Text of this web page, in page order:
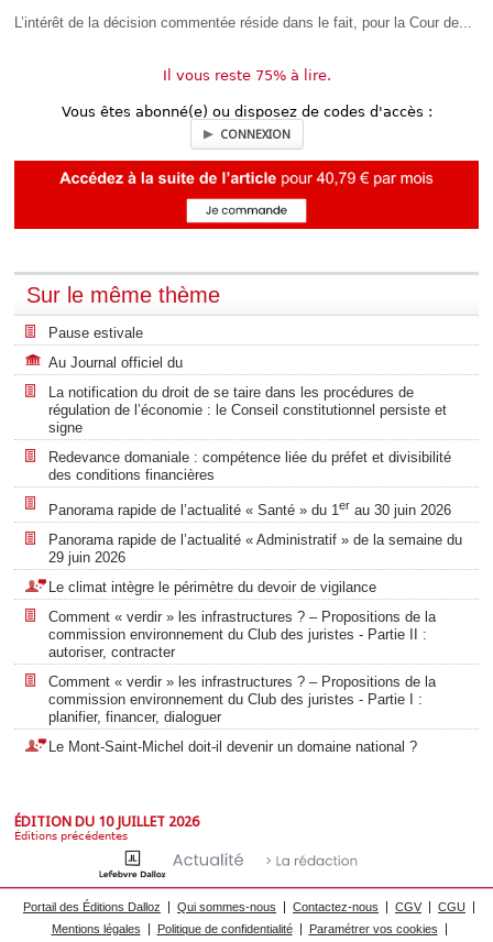
L’intérêt de la décision commentée réside dans le fait, pour la Cour de...
Il vous reste 75% à lire.
Vous êtes abonné(e) ou disposez de codes d'accès :
CONNEXION
Sur le même thème
Pause estivale
Au Journal officiel du
La notification du droit de se taire dans les procédures de
régulation de l’économie : le Conseil constitutionnel persiste et
signe
Redevance domaniale : compétence liée du préfet et divisibilité
des conditions financières
Panorama rapide de l’actualité « Santé » du 1 er au 30 juin 2026
Panorama rapide de l’actualité « Administratif » de la semaine du
29 juin 2026
Le climat intègre le périmètre du devoir de vigilance
Comment « verdir » les infrastructures ? – Propositions de la
commission environnement du Club des juristes - Partie II :
autoriser, contracter
Comment « verdir » les infrastructures ? – Propositions de la
commission environnement du Club des juristes - Partie I :
planifier, financer, dialoguer
Le Mont-Saint-Michel doit-il devenir un domaine national ?
ÉDITION DU 10 JUILLET 2026
Éditions précédentes
Portail des Éditions Dalloz Qui sommes-nous Contactez-nous CGV
CGU
Mentions légales
Politique de confidentialité Paramétrer vos cookies